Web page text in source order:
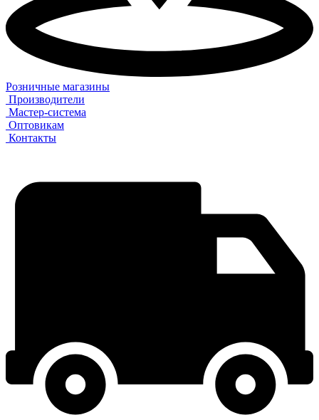
Розничные магазины
Производители
Мастер-система
Оптовикам
Контакты